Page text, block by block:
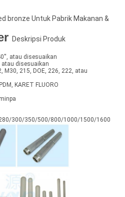
bronze Untuk Pabrik Makanan &
Deskripsi Produk
atau disesuaikan
disesuaikan
M30, 215, DOE, 226, 222, atau
KARET FLUORO
300/350/500/800/1000/1500/1600